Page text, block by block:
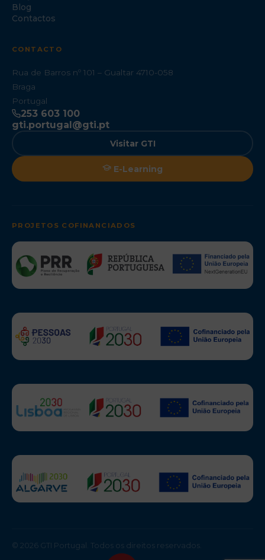
Blog
Contactos
CONTACTO
Rua de Barros nº 101 – Gualtar 4710-058
Braga
Portugal
253 603 100
gti.portugal@gti.pt
Visitar GTI
E-Learning
PROJETOS COFINANCIADOS
© 2026 GTI Portugal. Todos os direitos reservados.